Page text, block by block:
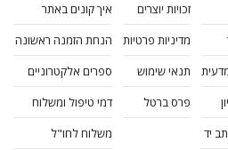
יד
זכויות יוצרים
מדיניות פרטיות
תנאי שימוש
פרס ברטל
איך קונים באתר
הנחת הזמנה ראשונה
ספרים אלקטרוניים
דמי טיפול ומשלוח
משלוח לחו"ל